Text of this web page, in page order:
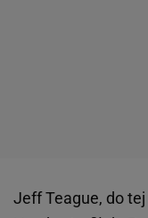
Jeff Teague, do